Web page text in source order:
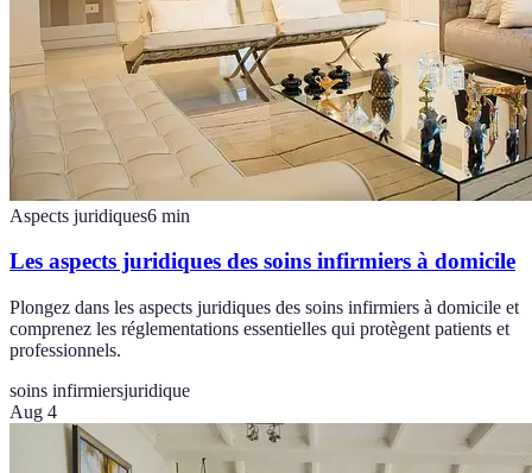
Aspects juridiques6 min
Les aspects juridiques des soins infirmiers à domicile
Plongez dans les aspects juridiques des soins infirmiers à domicile et
comprenez les réglementations essentielles qui protègent patients et
professionnels.
soins infirmiersjuridique
Aug 4